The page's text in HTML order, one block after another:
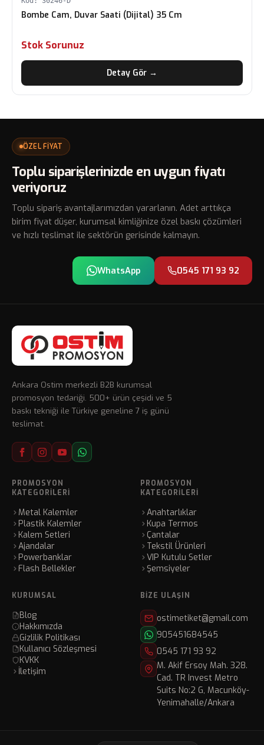
Bombe Cam, Duvar Saati (Dijital) 35 Cm
Stok Sorunuz
Detay Gör →
ÖZEL FİYAT
Toplu siparişlerinizde en uygun fiyatı
veriyoruz
Toplu sipariş avantajlarımızdan yararlanın. Adet arttıkça
birim fiyat düşer, kurumsal kimliğinize özel baskı çözümleri
ve hızlı teslimat ile sektörün gerisinde kalmayın.
WhatsApp 0545 171 93 92
Ankara Ostim merkezli B2B kurumsal
promosyon tedariği. 500+ ürün çeşidi ve 5
baskı tekniği ile Türkiye geneline 7 iş günü
teslimat.
PROMOSYON
KATEGORILERI
Metal Kalemler
Plastik Kalemler
Kalem Setleri
Ajandalar
Powerbanklar
Flash Bellekler
PROMOSYON
KATEGORILERI
Anahtarlıklar
Kupa Termos
Çantalar
Tekstil Ürünleri
VIP Kutulu Setler
Şemsiyeler
KURUMSAL
Blog
Hakkımızda
Gizlilik Politikası
Kullanıcı Sözleşmesi
KVKK
İletişim
BIZE ULAŞIN
ostimetiket@gmail.com
905451684545
0545 171 93 92
M. Akif Ersoy Mah. 328.
Cad. TR Invest Metro
Suits No:2 G, Macunköy-
Yenimahalle/Ankara